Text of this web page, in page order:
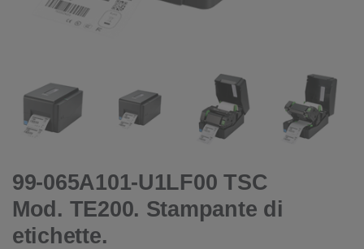
99-065A101-U1LF00 TSC
Mod. TE200. Stampante di
etichette.